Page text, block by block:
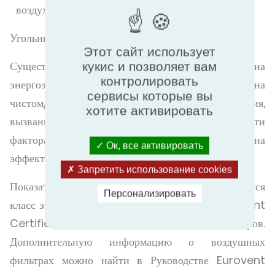
воздух
Угольные фильтры удаляют запахи и газы
Существует два основных фактора, влияющих на
энергоэффективность фильтров: перепад давления на
чистом/начальном этапе и повышение давления,
вызванное загрузкой фильтра пылью. Оба эти
фактора оказывают значительное влияние на
эффективность работы AHU.
Показателем энергоэффективности фильтра является
класс энергоэффективности по программе Eurovent
Certified Performance для воздушных фильтров.
Дополнительную информацию о воздушных
фильтрах можно найти в Руководстве Eurovent
Этот сайт использует
кукис и позволяет вам
контролировать
сервисы которые вы
хотите активировать
Ок, все активировать
Запретить использование cookies
Персонализировать